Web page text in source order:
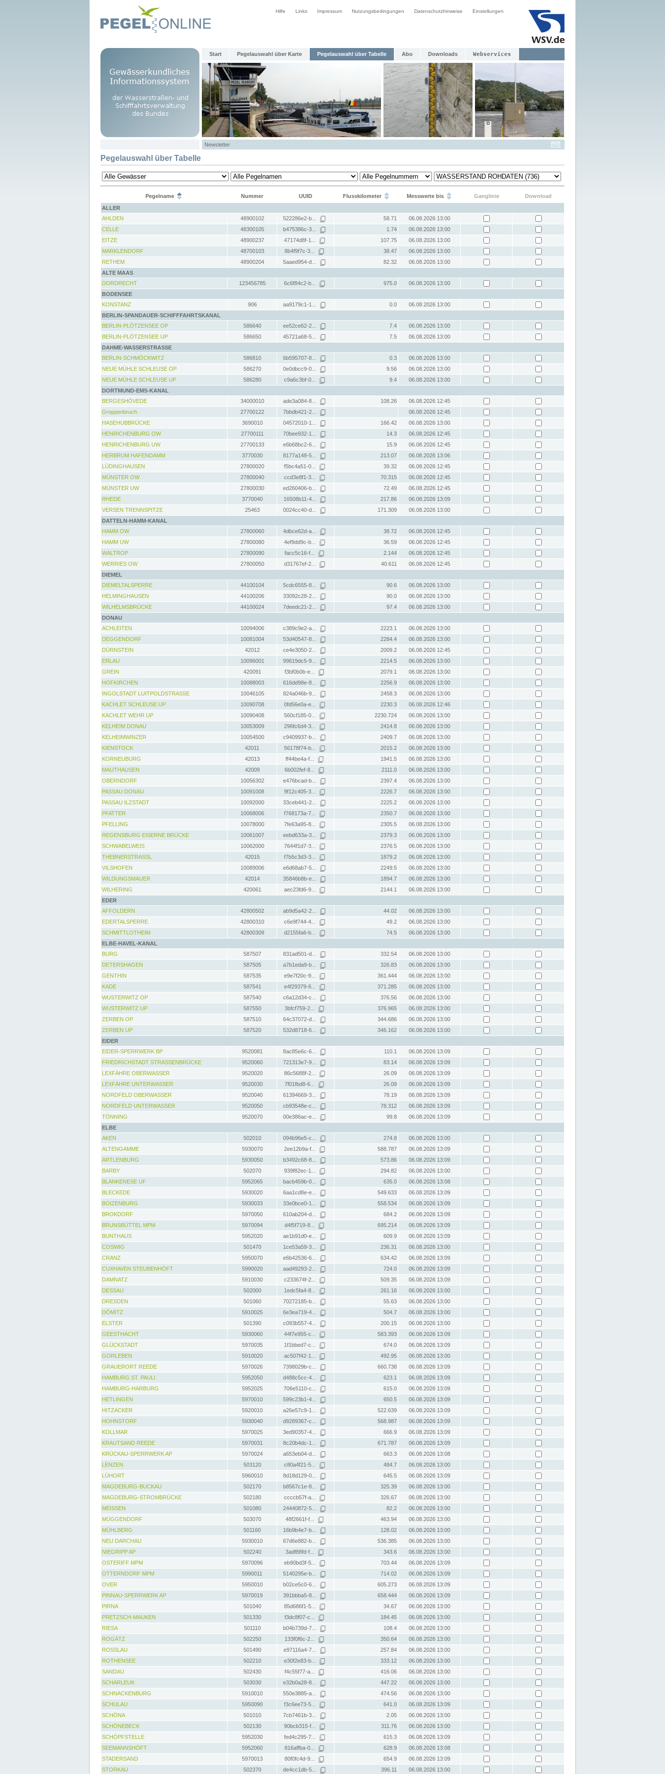
Hilfe Links Impressum Nutzungsbedingungen Datenschutzhinweise Einstellungen
Start Pegelauswahl über Karte Pegelauswahl über Tabelle Abo Downloads Webservices
Newsletter
Pegelauswahl über Tabelle
Pegelname Nummer UUID Flusskilometer Messwerte bis Ganglinie
Download
ALLER
AHLDEN
48900102 522286e2-b... 58.71
06.08.2026 13:00
CELLE
48300105 b475386c-3... 1.74
06.08.2026 13:00
EITZE
48900237 47174d8f-1... 107.75
06.08.2026 13:00
MARKLENDORF
48700103 8b4f9f7c-3... 38.47
06.08.2026 13:00
RETHEM
48900204 5aaed954-d... 82.32
06.08.2026 13:00
ALTE MAAS
DORDRECHT
123456785 6c6f84c2-b... 975.0
06.08.2026 13:00
BODENSEE
KONSTANZ
906 aa9179c1-1... 0.0
06.08.2026 13:00
BERLIN-SPANDAUER-SCHIFFFAHRTSKANAL
BERLIN-PLÖTZENSEE OP
586640 ee52ce62-2... 7.4
06.08.2026 13:00
BERLIN-PLÖTZENSEE UP
586650 45721a68-5... 7.5
06.08.2026 13:00
DAHME-WASSERSTRASSE
BERLIN-SCHMÖCKWITZ
586810 6b595707-8... 0.3
06.08.2026 13:00
NEUE MÜHLE SCHLEUSE OP
586270 0e0dbcc9-0... 9.56
06.08.2026 13:00
NEUE MÜHLE SCHLEUSE UP
586280 c9a6c3bf-0... 9.4
06.08.2026 13:00
DORTMUND-EMS-KANAL
BERGESHÖVEDE
34000010 ade3a084-8... 108.26
06.08.2026 12:45
Groppenbruch
27700122 7bbdb421-2...
06.08.2026 12:45
HASEHUBBRÜCKE
3690010 04572010-1... 166.42
06.08.2026 13:00
HENRICHENBURG OW
27700111 70bee932-1... 14.3
06.08.2026 12:45
HENRICHENBURG UW
27700133 e6b68bc2-6... 15.9
06.08.2026 12:45
HERBRUM HAFENDAMM
3770030 8177a148-5... 213.07
06.08.2026 13:06
LÜDINGHAUSEN
27800020 f5bc4a51-0... 39.32
06.08.2026 12:45
MÜNSTER OW
27800040 ccd3e8f1-3... 70.315
06.08.2026 12:45
MÜNSTER UW
27800030 ed260406-b... 72.49
06.08.2026 12:45
RHEDE
3770040 16508b11-4... 217.86
06.08.2026 13:09
VERSEN TRENNSPITZE
25463 0024cc40-d... 171.309
06.08.2026 13:00
DATTELN-HAMM-KANAL
HAMM OW
27800060 4dbce62d-a... 38.72
06.08.2026 12:45
HAMM UW
27800080 4ef9dd9c-b... 36.59
06.08.2026 12:45
WALTROP
27800090 facc5c16-f... 2.144
06.08.2026 12:45
WERRIES OW
27800050 d31767ef-2... 40.611
06.08.2026 12:45
DIEMEL
DIEMELTALSPERRE
44100104 5cdc6555-8... 90.6
06.08.2026 13:00
HELMINGHAUSEN
44100206 33092c28-2... 90.0
06.08.2026 13:00
WILHELMSBRÜCKE
44100024 7deedc21-2... 97.4
06.08.2026 13:00
DONAU
ACHLEITEN
10094006 c389c9e2-a... 2223.1
06.08.2026 13:00
DEGGENDORF
10081004 53d40547-8... 2284.4
06.08.2026 13:00
DÜRNSTEIN
42012 ce4e3050-2... 2009.2
06.08.2026 12:45
ERLAU
10096001 99619dc5-9... 2214.5
06.08.2026 13:00
GREIN
420091 f3bf0b0b-e... 2079.1
06.08.2026 13:00
HOFKIRCHEN
10088003 616dd98e-8... 2256.9
06.08.2026 13:00
INGOLSTADT LUITPOLDSTRASSE
10046105 824a046b-9... 2458.3
06.08.2026 13:00
KACHLET SCHLEUSE UP
10090708 0fd56e0a-e... 2230.3
06.08.2026 12:46
KACHLET WEHR UP
10090408 560cf185-0... 2230.724
06.08.2026 13:00
KELHEIM DONAU
10053009 296fc6d4-3... 2414.8
06.08.2026 13:00
KELHEIMWINZER
10054500 c9409937-b... 2409.7
06.08.2026 13:00
KIENSTOCK
42011 56178f74-b... 2015.2
06.08.2026 13:00
KORNEUBURG
42013 ff44be4a-f... 1941.5
06.08.2026 13:00
MAUTHAUSEN
42009 6b002fef-8... 2111.0
06.08.2026 13:00
OBERNDORF
10056302 e476bcad-b... 2397.4
06.08.2026 13:00
PASSAU DONAU
10091008 9f12c405-3... 2226.7
06.08.2026 13:00
PASSAU ILZSTADT
10092000 33ceb441-2... 2225.2
06.08.2026 13:00
PFATTER
10068006 f768173a-7... 2350.7
06.08.2026 13:00
PFELLING
10078000 7fe63a95-8... 2305.5
06.08.2026 13:00
REGENSBURG EISERNE BRÜCKE
10061007 eebd633a-3... 2379.3
06.08.2026 13:00
SCHWABELWEIS
10062000 7644f1d7-3... 2376.5
06.08.2026 13:00
THEBNERSTRASSL
42015 f7b5c3d3-3... 1879.2
06.08.2026 13:00
VILSHOFEN
10089006 e6d68ab7-5... 2249.5
06.08.2026 13:00
WILDUNGSMAUER
42014 35846b8b-e... 1894.7
06.08.2026 13:00
WILHERING
420061 aec23fd6-9... 2144.1
06.08.2026 13:00
EDER
AFFOLDERN
42800502 ab9d5a42-2... 44.02
06.08.2026 13:00
EDERTALSPERRE
42800310 c6e9f744-4... 49.2
06.08.2026 13:00
SCHMITTLOTHEIM
42800309 d2155fa6-b... 74.5
06.08.2026 13:00
ELBE-HAVEL-KANAL
BURG
587507 831ad501-d... 332.54
06.08.2026 13:00
DETERSHAGEN
587505 a7b1eda9-b... 326.83
06.08.2026 13:00
GENTHIN
587535 e9e7f20c-9... 361.444
06.08.2026 13:00
KADE
587541 e4f29379-6... 371.285
06.08.2026 13:00
WUSTERWITZ OP
587540 c6a12d34-c... 376.56
06.08.2026 13:00
WUSTERWITZ UP
587550 3bfcf759-2... 376.965
06.08.2026 13:00
ZERBEN OP
587510 64c37072-d... 344.686
06.08.2026 13:00
ZERBEN UP
587520 532d8718-6... 346.162
06.08.2026 13:00
EIDER
EIDER-SPERRWERK BP
9520081 8ac85e6c-6... 110.1
06.08.2026 13:09
FRIEDRICHSTADT STRASSENBRÜCKE
9520060 721313e7-9... 83.14
06.08.2026 13:09
LEXFÄHRE OBERWASSER
9520020 86c5688f-2... 26.09
06.08.2026 13:09
LEXFÄHRE UNTERWASSER
9520030 7f01fbd8-6... 26.09
06.08.2026 13:09
NORDFELD OBERWASSER
9520040 61394669-3... 78.19
06.08.2026 13:09
NORDFELD UNTERWASSER
9520050 cb93548e-c... 78.312
06.08.2026 13:09
TÖNNING
9520070 00e386ac-e... 99.8
06.08.2026 13:09
ELBE
AKEN
502010 094b96e5-c... 274.8
06.08.2026 13:00
ALTENGAMME
5930070 2ee12b9a-f... 588.787
06.08.2026 13:09
ARTLENBURG
5930050 b3492c68-8... 573.86
06.08.2026 13:09
BARBY
502070 939f82ec-1... 294.82
06.08.2026 13:00
BLANKENESE UF
5952065 bacb459b-0... 635.0
06.08.2026 13:08
BLECKEDE
5930020 6aa1cd8e-e... 549.633
06.08.2026 13:09
BOIZENBURG
5930033 33e0bce0-1... 558.534
06.08.2026 13:09
BROKDORF
5970050 610ab204-d... 684.2
06.08.2026 13:09
BRUNSBÜTTEL MPM
5970094 d4f5f719-8... 695.214
06.08.2026 13:09
BUNTHAUS
5952020 ae1b91d0-e... 609.9
06.08.2026 13:09
COSWIG
501470 1ce53a59-3... 236.31
06.08.2026 13:00
CRANZ
5950070 e6b42536-6... 634.42
06.08.2026 13:09
CUXHAVEN STEUBENHÖFT
5990020 aad49293-2... 724.0
06.08.2026 13:09
DAMNATZ
5910030 c233674f-2... 509.35
06.08.2026 13:09
DESSAU
502000 1edc5fa4-8... 261.16
06.08.2026 13:00
DRESDEN
501060 70272185-b... 55.63
06.08.2026 13:00
DÖMITZ
5910025 6e3ea719-4... 504.7
06.08.2026 13:00
ELSTER
501390 c093b557-4... 200.15
06.08.2026 13:00
GEESTHACHT
5930060 44f7e955-c... 583.393
06.08.2026 13:09
GLÜCKSTADT
5970035 1f1bbed7-c... 674.0
06.08.2026 13:09
GORLEBEN
5910020 ac507f42-1... 492.95
06.08.2026 13:00
GRAUERORT REEDE
5970026 7398029b-c... 660.738
06.08.2026 13:09
HAMBURG ST. PAULI
5952050 d488c5cc-4... 623.1
06.08.2026 13:09
HAMBURG-HARBURG
5952025 706e5110-c... 615.0
06.08.2026 13:09
HETLINGEN
5970010 599c23b1-4... 650.5
06.08.2026 13:09
HITZACKER
5920010 a26e57c9-1... 522.639
06.08.2026 13:09
HOHNSTORF
5930040 d9289367-c... 568.987
06.08.2026 13:09
KOLLMAR
5970025 3ed90357-4... 666.9
06.08.2026 13:09
KRAUTSAND REEDE
5970031 8c20b4dc-1... 671.787
06.08.2026 13:09
KRÜCKAU-SPERRWERK AP
5970024 a653eb04-d... 663.3
06.08.2026 13:08
LENZEN
503120 c80a4f21-5... 484.7
06.08.2026 13:00
LÜHORT
5960010 8d18d129-0... 645.5
06.08.2026 13:09
MAGDEBURG-BUCKAU
502170 b8567c1e-8... 325.39
06.08.2026 13:00
MAGDEBURG-STROMBRÜCKE
502180 ccccb57f-a... 326.67
06.08.2026 13:00
MEISSEN
501080 24440872-5... 82.2
06.08.2026 13:00
MÜGGENDORF
503070 48f2661f-f... 463.94
06.08.2026 13:00
MÜHLBERG
501160 16b9b4e7-b... 128.02
06.08.2026 13:00
NEU DARCHAU
5930010 67d6e882-b... 536.385
06.08.2026 13:00
NIEGRIPP AP
502240 3adf88fd-f... 343.6
06.08.2026 13:00
OSTERIFF MPM
5970096 eb90bd3f-5... 703.44
06.08.2026 13:09
OTTERNDORF MPM
5990011 5140295e-b... 714.02
06.08.2026 13:09
OVER
5950010 b02ce5c0-6... 605.273
06.08.2026 13:09
PINNAU-SPERRWERK AP
5970019 391bbba5-8... 658.444
06.08.2026 13:09
PIRNA
501040 85d686f1-5... 34.67
06.08.2026 13:00
PRETZSCH-MAUKEN
501330 f3dc8f07-c... 184.45
06.08.2026 13:00
RIESA
501110 b04b739d-7... 108.4
06.08.2026 13:00
ROGÄTZ
502250 133f0f6c-2... 350.64
06.08.2026 13:00
ROSSLAU
501490 e97116a4-7... 257.84
06.08.2026 13:00
ROTHENSEE
502210 e30f2e83-b... 333.12
06.08.2026 13:00
SANDAU
502430 f4c55f77-a... 416.06
06.08.2026 13:00
SCHARLEUK
503030 e32b0a28-8... 447.22
06.08.2026 13:00
SCHNACKENBURG
5910010 550e3885-a... 474.56
06.08.2026 13:00
SCHULAU
5950090 f3c6ee73-5... 641.0
06.08.2026 13:09
SCHÖNA
501010 7cb7461b-3... 2.05
06.08.2026 13:00
SCHÖNEBECK
502130 90bcb315-f... 311.76
06.08.2026 13:00
SCHÖPFSTELLE
5952030 fed4c295-7... 615.3
06.08.2026 13:09
SEEMANNSHÖFT
5952060 816affba-0... 628.9
06.08.2026 13:08
STADERSAND
5970013 80f0fc4d-9... 654.9
06.08.2026 13:09
STORKAU
502370 de4cc1db-5... 396.11 06.08.2026 13:00